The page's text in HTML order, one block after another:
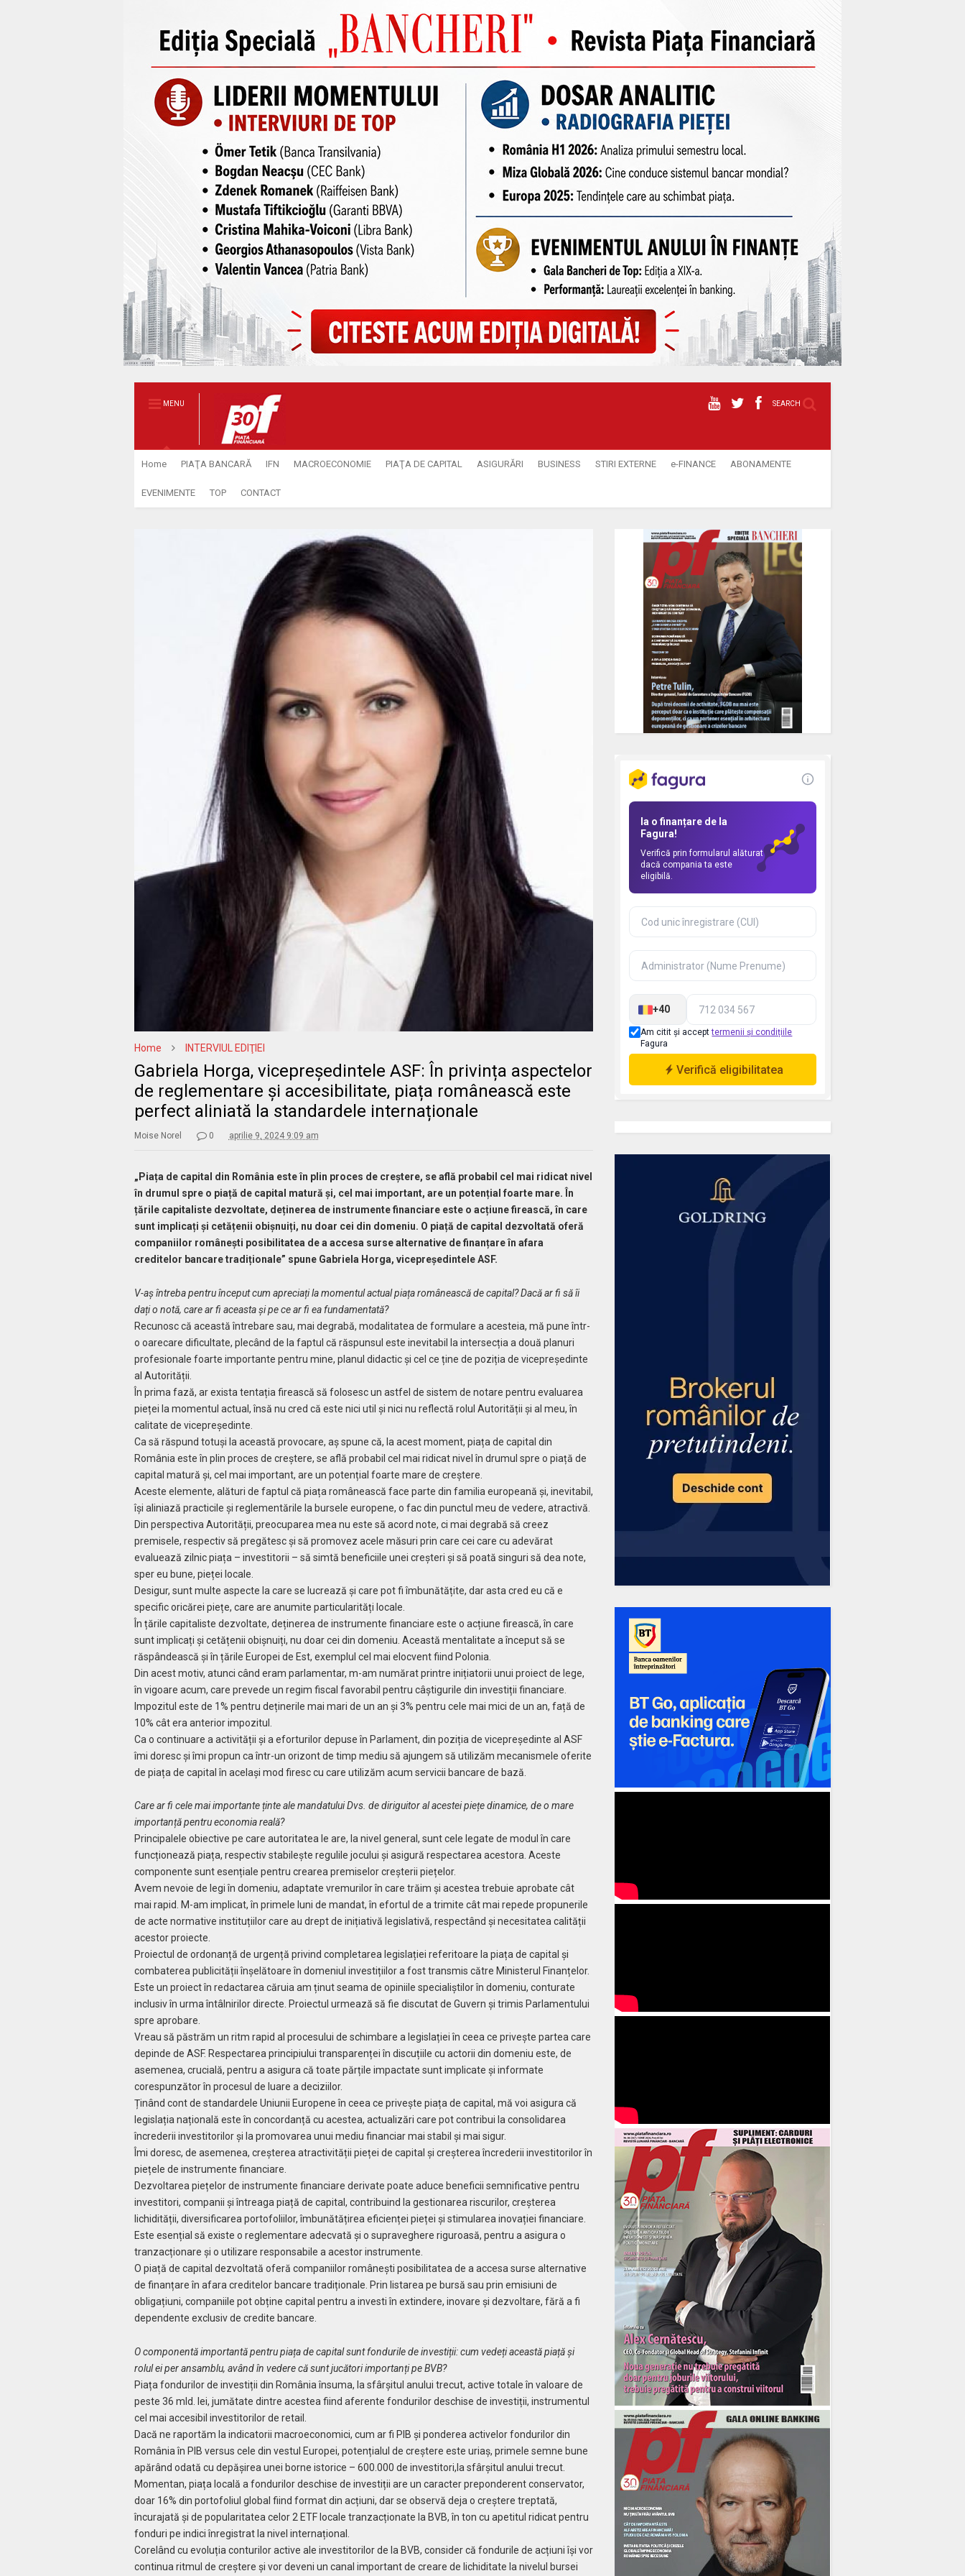
MENU SEARCH
Home PIAŢA BANCARĂ IFN MACROECONOMIE PIAŢA DE CAPITAL ASIGURĂRI BUSINESS STIRI EXTERNE e-FINANCE ABONAMENTE
EVENIMENTE TOP CONTACT
Home INTERVIUL EDIŢIEI
Gabriela Horga, vicepreședintele ASF: În privința aspectelor
de reglementare și accesibilitate, piața românească este
perfect aliniată la standardele internaționale
Moise Norel 0 aprilie 9, 2024 9:09 am
„Piața de capital din România este în plin proces de creștere, se află probabil cel mai ridicat nivel
în drumul spre o piață de capital matură și, cel mai important, are un potențial foarte mare. În
țările capitaliste dezvoltate, deținerea de instrumente financiare este o acțiune firească, în care
sunt implicați și cetățenii obișnuiți, nu doar cei din domeniu. O piață de capital dezvoltată oferă
companiilor românești posibilitatea de a accesa surse alternative de finanțare în afara
creditelor bancare tradiționale” spune Gabriela Horga, vicepreședintele ASF.
V-aș întreba pentru început cum apreciați la momentul actual piața românească de capital? Dacă ar fi să îi
dați o notă, care ar fi aceasta și pe ce ar fi ea fundamentată?
Recunosc că această întrebare sau, mai degrabă, modalitatea de formulare a acesteia, mă pune într-
o oarecare dificultate, plecând de la faptul că răspunsul este inevitabil la intersecția a două planuri
profesionale foarte importante pentru mine, planul didactic și cel ce ține de poziția de vicepreședinte
al Autorității.
În prima fază, ar exista tentația firească să folosesc un astfel de sistem de notare pentru evaluarea
pieței la momentul actual, însă nu cred că este nici util și nici nu reflectă rolul Autorității și al meu, în
calitate de vicepreședinte.
Ca să răspund totuși la această provocare, aș spune că, la acest moment, piața de capital din
România este în plin proces de creștere, se află probabil cel mai ridicat nivel în drumul spre o piață de
capital matură și, cel mai important, are un potențial foarte mare de creștere.
Aceste elemente, alături de faptul că piața românească face parte din familia europeană și, inevitabil,
își aliniază practicile și reglementările la bursele europene, o fac din punctul meu de vedere, atractivă.
Din perspectiva Autorității, preocuparea mea nu este să acord note, ci mai degrabă să creez
premisele, respectiv să pregătesc și să promovez acele măsuri prin care cei care cu adevărat
evaluează zilnic piața – investitorii – să simtă beneficiile unei creșteri și să poată singuri să dea note,
sper eu bune, pieței locale.
Desigur, sunt multe aspecte la care se lucrează și care pot fi îmbunătățite, dar asta cred eu că e
specific oricărei piețe, care are anumite particularități locale.
În țările capitaliste dezvoltate, deținerea de instrumente financiare este o acțiune firească, în care
sunt implicați și cetățenii obișnuiți, nu doar cei din domeniu. Această mentalitate a început să se
răspândească și în țările Europei de Est, exemplul cel mai elocvent fiind Polonia.
Din acest motiv, atunci când eram parlamentar, m-am numărat printre inițiatorii unui proiect de lege,
în vigoare acum, care prevede un regim fiscal favorabil pentru câștigurile din investiții financiare.
Impozitul este de 1% pentru deținerile mai mari de un an și 3% pentru cele mai mici de un an, față de
10% cât era anterior impozitul.
Ca o continuare a activității și a eforturilor depuse în Parlament, din poziția de vicepreședinte al ASF
îmi doresc și îmi propun ca într-un orizont de timp mediu să ajungem să utilizăm mecanismele oferite
de piața de capital în același mod firesc cu care utilizăm acum servicii bancare de bază.
Care ar fi cele mai importante ținte ale mandatului Dvs. de diriguitor al acestei piețe dinamice, de o mare
importanță pentru economia reală?
Principalele obiective pe care autoritatea le are, la nivel general, sunt cele legate de modul în care
funcționează piața, respectiv stabilește regulile jocului și asigură respectarea acestora. Aceste
componente sunt esențiale pentru crearea premiselor creșterii piețelor.
Avem nevoie de legi în domeniu, adaptate vremurilor în care trăim și acestea trebuie aprobate cât
mai rapid. M-am implicat, în primele luni de mandat, în efortul de a trimite cât mai repede propunerile
de acte normative instituțiilor care au drept de inițiativă legislativă, respectând și necesitatea calității
acestor proiecte.
Proiectul de ordonanță de urgență privind completarea legislației referitoare la piața de capital și
combaterea publicității înșelătoare în domeniul investițiilor a fost transmis către Ministerul Finanțelor.
Este un proiect în redactarea căruia am ținut seama de opiniile specialiștilor în domeniu, conturate
inclusiv în urma întâlnirilor directe. Proiectul urmează să fie discutat de Guvern și trimis Parlamentului
spre aprobare.
Vreau să păstrăm un ritm rapid al procesului de schimbare a legislației în ceea ce privește partea care
depinde de ASF. Respectarea principiului transparenței în discuțiile cu actorii din domeniu este, de
asemenea, crucială, pentru a asigura că toate părțile impactate sunt implicate și informate
corespunzător în procesul de luare a deciziilor.
Ținând cont de standardele Uniunii Europene în ceea ce privește piața de capital, mă voi asigura că
legislația națională este în concordanță cu acestea, actualizări care pot contribui la consolidarea
încrederii investitorilor și la promovarea unui mediu financiar mai stabil și mai sigur.
Îmi doresc, de asemenea, creșterea atractivității pieței de capital și creșterea încrederii investitorilor în
piețele de instrumente financiare.
Dezvoltarea piețelor de instrumente financiare derivate poate aduce beneficii semnificative pentru
investitori, companii și întreaga piață de capital, contribuind la gestionarea riscurilor, creșterea
lichidității, diversificarea portofoliilor, îmbunătățirea eficienței pieței și stimularea inovației financiare.
Este esențial să existe o reglementare adecvată și o supraveghere riguroasă, pentru a asigura o
tranzacționare și o utilizare responsabile a acestor instrumente.
O piață de capital dezvoltată oferă companiilor românești posibilitatea de a accesa surse alternative
de finanțare în afara creditelor bancare tradiționale. Prin listarea pe bursă sau prin emisiuni de
obligațiuni, companiile pot obține capital pentru a investi în extindere, inovare și dezvoltare, fără a fi
dependente exclusiv de credite bancare.
O componentă importantă pentru piața de capital sunt fondurile de investiții: cum vedeți această piață și
rolul ei per ansamblu, având în vedere că sunt jucători importanți pe BVB?
Piața fondurilor de investiții din România însuma, la sfârșitul anului trecut, active totale în valoare de
peste 36 mld. lei, jumătate dintre acestea fiind aferente fondurilor deschise de investiții, instrumentul
cel mai accesibil investitorilor de retail.
Dacă ne raportăm la indicatorii macroeconomici, cum ar fi PIB și ponderea activelor fondurilor din
România în PIB versus cele din vestul Europei, potențialul de creștere este uriaș, primele semne bune
apărând odată cu depășirea unei borne istorice – 600.000 de investitori,la sfârșitul anului trecut.
Momentan, piața locală a fondurilor deschise de investiții are un caracter preponderent conservator,
doar 16% din portofoliul global fiind format din acțiuni, dar se observă deja o creștere treptată,
încurajată și de popularitatea celor 2 ETF locale tranzacționate la BVB, în ton cu apetitul ridicat pentru
fonduri pe indici înregistrat la nivel internațional.
Corelând cu evoluția conturilor active ale investitorilor de la BVB, consider că fondurile de acțiuni își vor
continua ritmul de creștere și vor deveni un canal important de creare de lichiditate la nivelul bursei